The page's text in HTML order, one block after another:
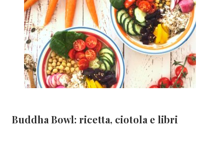
Buddha Bowl: ricetta, ciotola e libri